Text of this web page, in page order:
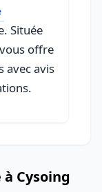
Située
offre
avec avis
à Cysoing